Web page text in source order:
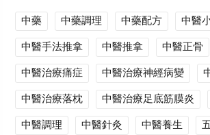
中藥 中藥調理 中藥配方
中醫
中醫手法推拿
中醫推拿 中醫正骨
中醫治療痛症
中醫治療神經病變
中醫治療落枕
中醫治療足底筋膜炎
中醫調理
中醫針灸 中醫養生